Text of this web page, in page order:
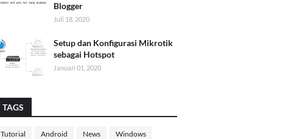
Blogger
Juli 18, 2020
Setup dan Konfigurasi Mikrotik
sebagai Hotspot
Januari 01, 2020
TAGS
Tutorial Android News Windows